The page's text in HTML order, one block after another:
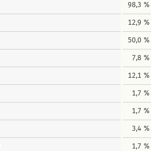
98,3 %
12,9 %
50,0 %
7,8 %
12,1 %
1,7 %
1,7 %
3,4 %
1,7 %